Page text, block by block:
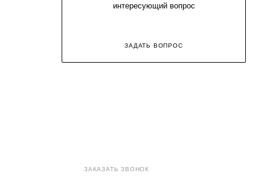
интересующий вопрос
ЗАДАТЬ ВОПРОС
ЗАКАЗАТЬ ЗВОНОК